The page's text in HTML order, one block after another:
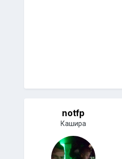
notfp
Кашира